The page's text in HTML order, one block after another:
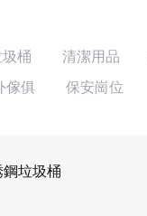
桶 清潔用品
傢俱 保安崗位
垃圾桶